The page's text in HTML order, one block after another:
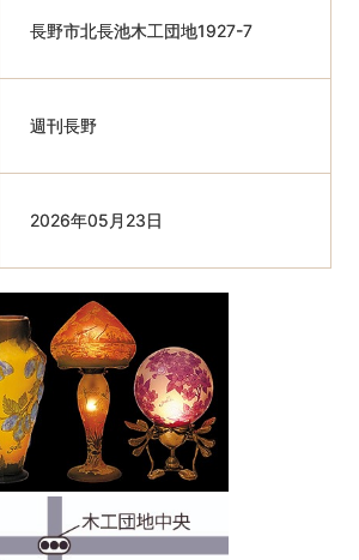
長野市北長池木工団地1927-7
週刊長野
2026年05月23日